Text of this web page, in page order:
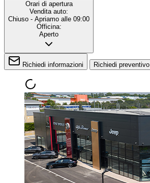
Orari di apertura
Vendita auto:
Chiuso - Apriamo alle 09:00
Officina:
Aperto
Richiedi informazioni Richiedi preventivo